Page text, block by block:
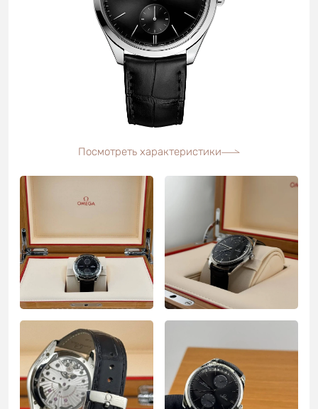
Посмотреть характеристики